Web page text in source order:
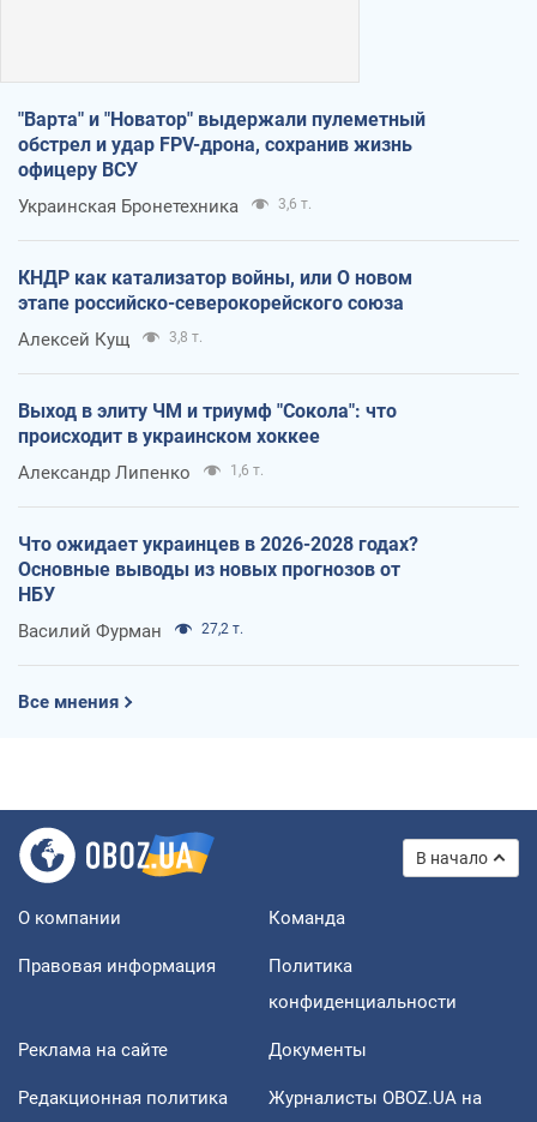
"Варта" и "Новатор" выдержали пулеметный
обстрел и удар FPV-дрона, сохранив жизнь
офицеру ВСУ
Украинская Бронетехника 3,6 т.
КНДР как катализатор войны, или О новом
этапе российско-северокорейского союза
Алексей Кущ 3,8 т.
Выход в элиту ЧМ и триумф "Сокола": что
происходит в украинском хоккее
Александр Липенко 1,6 т.
Что ожидает украинцев в 2026-2028 годах?
Основные выводы из новых прогнозов от
НБУ
Василий Фурман 27,2 т.
Все мнения
В начало
О компании Команда
Правовая информация
Политика
конфиденциальности
Реклама на сайте Документы
Редакционная политика Журналисты OBOZ.UA на